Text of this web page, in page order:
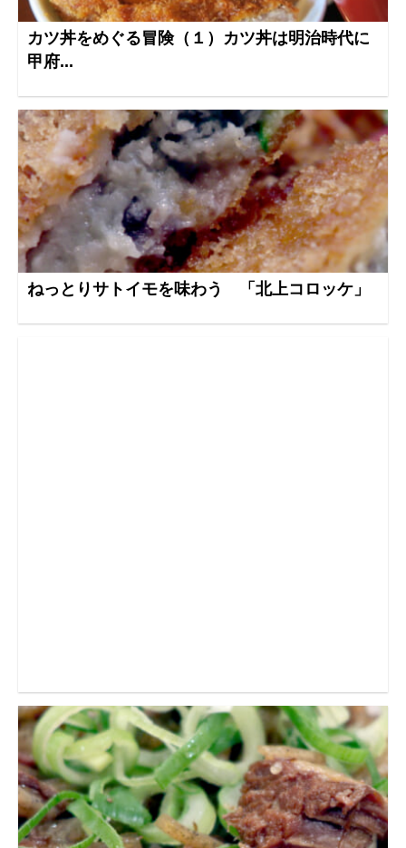
カツ丼をめぐる冒険（１）カツ丼は明治時代に
甲府...
ねっとりサトイモを味わう 「北上コロッケ」